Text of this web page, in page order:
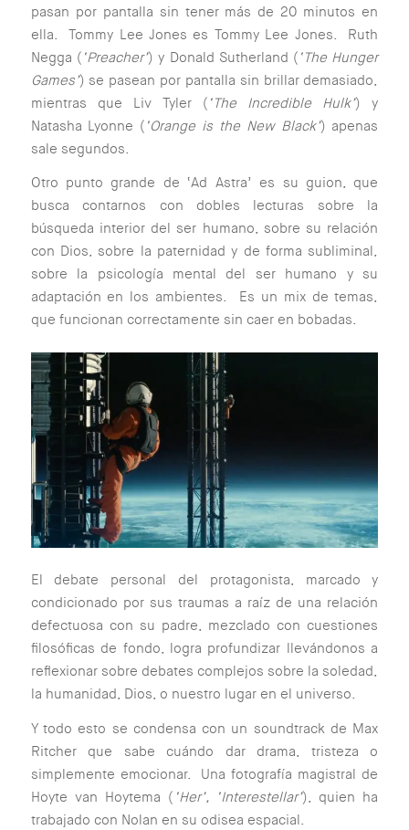
pasan por pantalla sin tener más de 20 minutos en
ella. Tommy Lee Jones es Tommy Lee Jones. Ruth
Negga ( ‘Preacher’) y Donald Sutherland ( ‘The Hunger
Games’) se pasean por pantalla sin brillar demasiado,
mientras que Liv Tyler ( ‘The Incredible Hulk’) y
Natasha Lyonne ( ‘Orange is the New Black’) apenas
sale segundos.
Otro punto grande de ‘Ad Astra’ es su guion, que
busca contarnos con dobles lecturas sobre la
búsqueda interior del ser humano, sobre su relación
con Dios, sobre la paternidad y de forma subliminal,
sobre la psicología mental del ser humano y su
adaptación en los ambientes. Es un mix de temas,
que funcionan correctamente sin caer en bobadas.
El debate personal del protagonista, marcado y
condicionado por sus traumas a raíz de una relación
defectuosa con su padre, mezclado con cuestiones
filosóficas de fondo, logra profundizar llevándonos a
reflexionar sobre debates complejos sobre la soledad,
la humanidad, Dios, o nuestro lugar en el universo.
Y todo esto se condensa con un soundtrack de Max
Ritcher que sabe cuándo dar drama, tristeza o
simplemente emocionar. Una fotografía magistral de
Hoyte van Hoytema ( ‘Her’, ‘Interestellar’), quien ha
trabajado con Nolan en su odisea espacial.